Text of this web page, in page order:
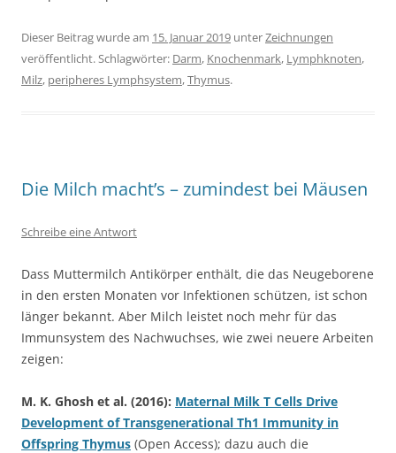
Dieser Beitrag wurde am 15. Januar 2019 unterZeichnungen
veröffentlicht. Schlagwörter: Darm, Knochenmark, Lymphknoten,
Milz, peripheres Lymphsystem,Thymus.
Die Milch macht’s – zumindest bei Mäusen
Schreibe eine Antwort
Dass Muttermilch Antikörper enthält, die das Neugeborene
in den ersten Monaten vor Infektionen schützen, ist schon
länger bekannt. Aber Milch leistet noch mehr für das
Immunsystem des Nachwuchses, wie zwei neuere Arbeiten
zeigen:
M. K. Ghosh et al. (2016): Maternal Milk T Cells Drive
Development of Transgenerational Th1 Immunity in
Offspring Thymus (Open Access); dazu auch die